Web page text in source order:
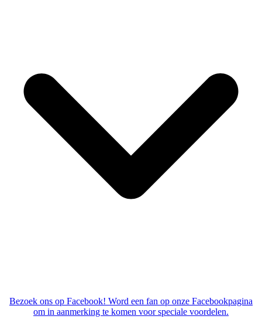
Bezoek ons op Facebook! Word een fan op onze Facebookpagina
om in aanmerking te komen voor speciale voordelen.